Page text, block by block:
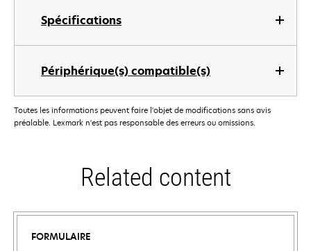
Spécifications
Périphérique(s) compatible(s)
Toutes les informations peuvent faire l'objet de modifications sans avis
préalable. Lexmark n'est pas responsable des erreurs ou omissions.
Related content
FORMULAIRE